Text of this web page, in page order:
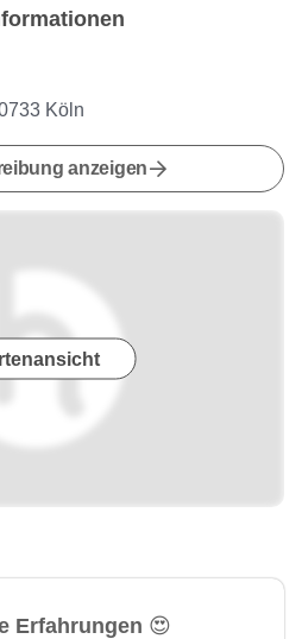
Köln
anzeigen
Erfahrungen 😍